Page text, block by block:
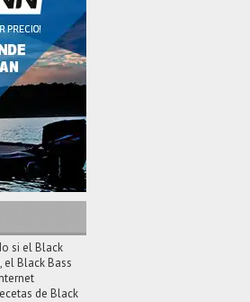
si el Black
el Black Bass
de Black